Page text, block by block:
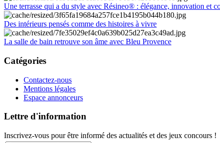
Une terrasse qui a du style avec Résineo® : élégance, innovation et
Des intérieurs pensés comme des histoires à vivre
La salle de bain retrouve son âme avec Bleu Provence
Catégories
Contactez-nous
Mentions légales
Espace annonceurs
Lettre d'information
Inscrivez-vous pour être informé des actualités et des jeux concours !